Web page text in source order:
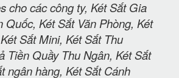
cho các công ty, Két Sắt Gia
Quốc, Két Sắt Văn Phòng, Két
Sắt Mini, Két Sắt Thu
Tiền Quầy Thu Ngân, Két Sắt
ngân hàng, Két Sắt Cánh